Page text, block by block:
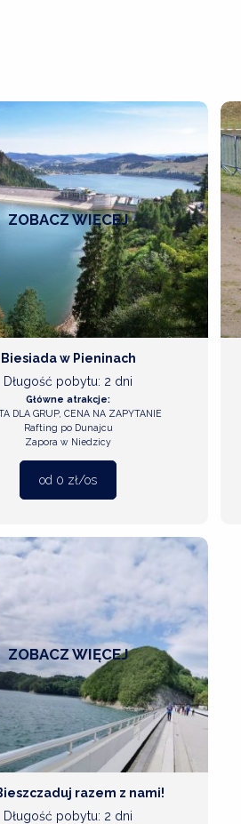
ZOBACZWIĘCEJ
Biesiada w Pieninach
Długość pobytu: 2 dni
Główne atrakcje:
DLA GRUP, CENA NA ZAPYTANIE
Rafting po Dunajcu
Zapora w Niedzicy
od 0 zł/os
ZOBACZWIĘCEJ
razem z nami!
Długość pobytu: 2 dni